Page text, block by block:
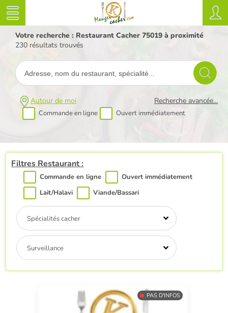
Votre recherche : Restaurant Cacher 75019 à proximité
230 résultats trouvés
Autour de moi
Commande en ligne Ouvert immédiatement
Recherche avancée...
Filtres Restaurant :
Commande en ligne
Ouvert immédiatement
Lait/Halavi
Viande/Bassari
Spécialités cacher
Surveillance
PAS D'INFOS